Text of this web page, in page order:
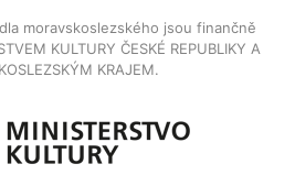
moravskoslezského jsou finančně
KULTURY ČESKÉ REPUBLIKY A
KRAJEM.